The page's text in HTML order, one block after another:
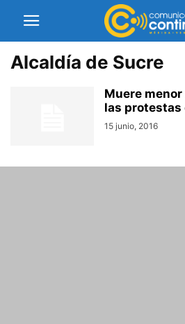
Alcaldía de Sucre
Muere
las protestas
15 junio, 2016